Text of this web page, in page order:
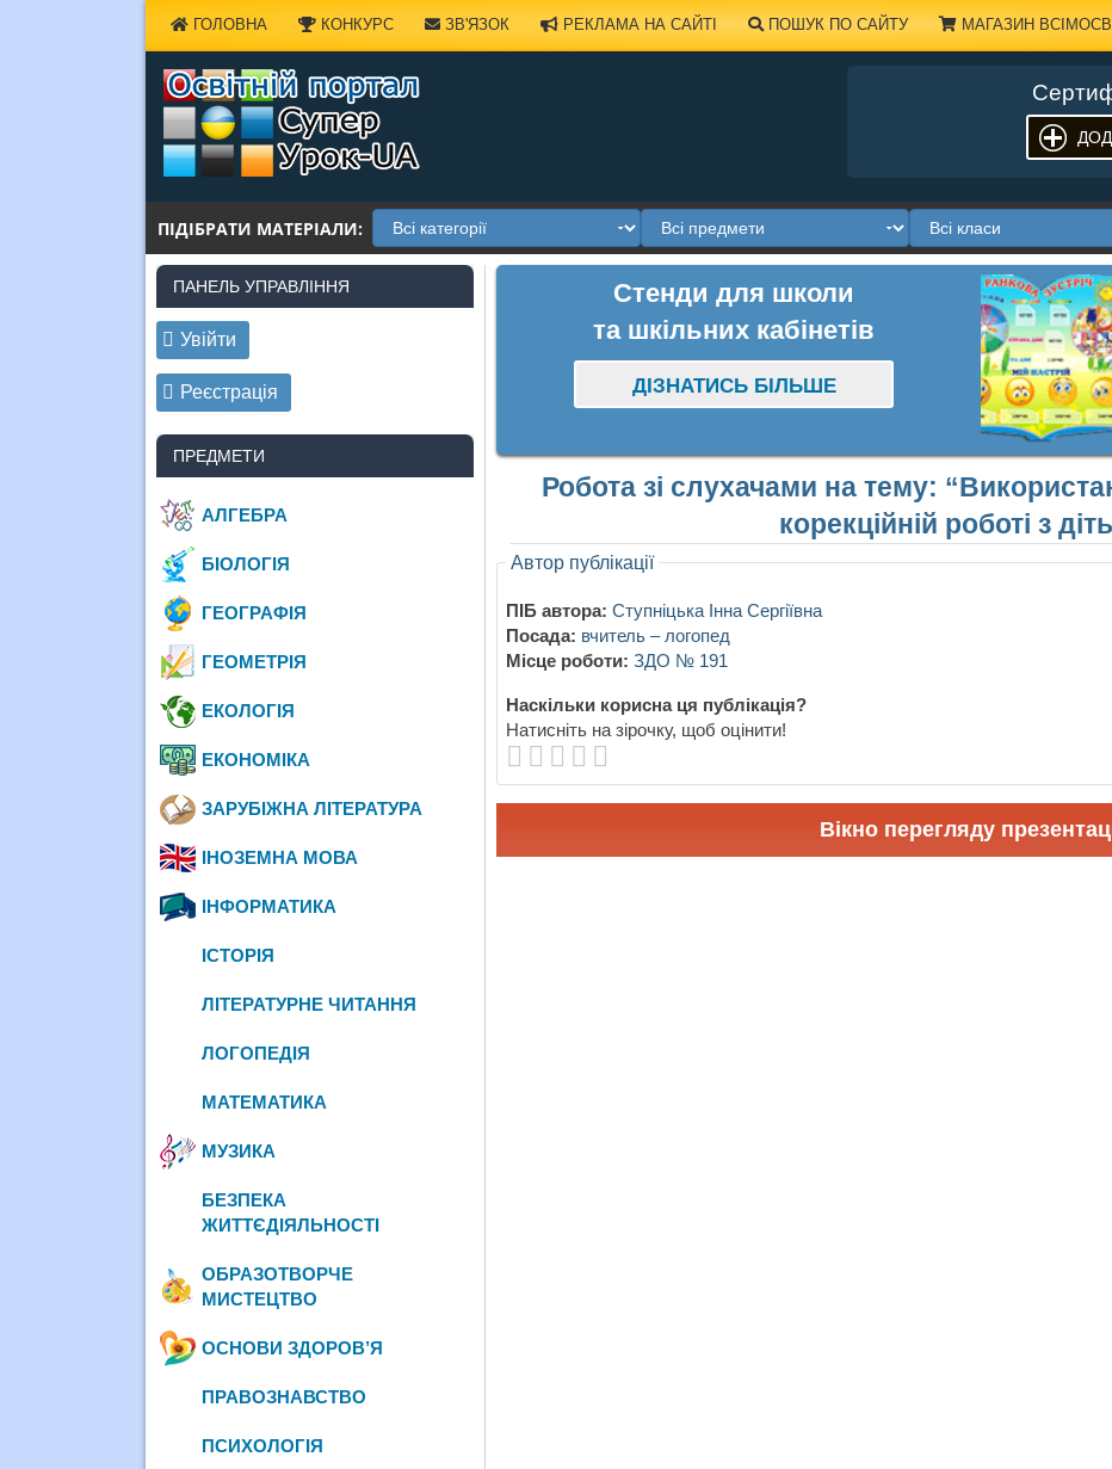
ГОЛОВНА КОНКУРС ЗВ'ЯЗОК РЕКЛАМА НА САЙТІ ПОШУК ПО САЙТУ МАГАЗИН
ПІДІБРАТИ МАТЕРІАЛИ:
Стенди для школи
та шкільних кабінетів
ДІЗНАТИСЬ БІЛЬШЕ
Робота зі слухачами на тему:
корекційній роботі з
Автор публікації
ПІБ автора: Ступніцька Інна Сергіївна
Посада: вчитель – логопед
Місце роботи: ЗДО № 191
Наскільки корисна ця публікація?
Натисніть на зірочку, щоб оцінити!
Вікно перегляду
ПАНЕЛЬ УПРАВЛІННЯ
Увійти
Реєстрація
ПРЕДМЕТИ
АЛГЕБРА
БІОЛОГІЯ
ГЕОГРАФІЯ
ГЕОМЕТРІЯ
ЕКОЛОГІЯ
ЕКОНОМІКА
ЗАРУБІЖНА ЛІТЕРАТУРА
ІНОЗЕМНА МОВА
ІНФОРМАТИКА
ІСТОРІЯ
ЛІТЕРАТУРНЕ ЧИТАННЯ
ЛОГОПЕДІЯ
МАТЕМАТИКА
МУЗИКА
БЕЗПЕКА
ЖИТТЄДІЯЛЬНОСТІ
ОБРАЗОТВОРЧЕ
МИСТЕЦТВО
ОСНОВИ ЗДОРОВ’Я
ПРАВОЗНАВСТВО
ПСИХОЛОГІЯ